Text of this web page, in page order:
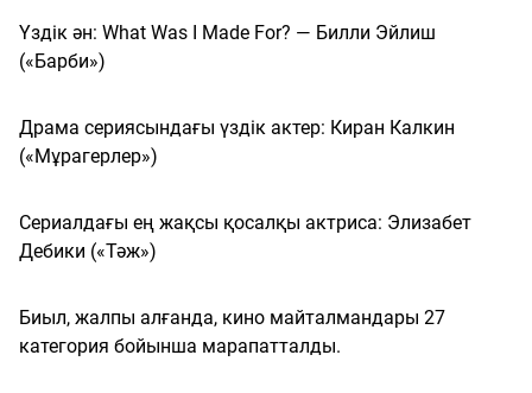
Үздік ән: What Was I Made For? — Билли Эйлиш
(«Барби»)
Драма сериясындағы үздік актер: Киран Калкин
(«Мұрагерлер»)
Сериалдағы ең жақсы қосалқы актриса: Элизабет
Дебики («Тәж»)
Биыл, жалпы алғанда, кино майталмандары 27
категория бойынша марапатталды.